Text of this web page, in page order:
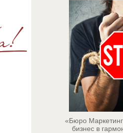
«Бюро
бизнес в